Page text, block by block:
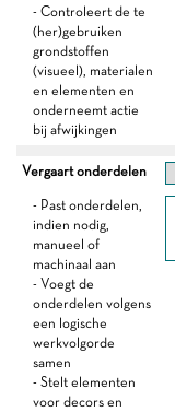
- Controleert de te
(her)gebruiken
grondstoffen
(visueel), materialen
en elementen en
onderneemt actie
bij afwijkingen
Vergaart onderdelen
- Past onderdelen,
indien nodig,
manueel of
machinaal aan
- Voegt de
onderdelen volgens
een logische
werkvolgorde
samen
- Stelt elementen
voor decors en